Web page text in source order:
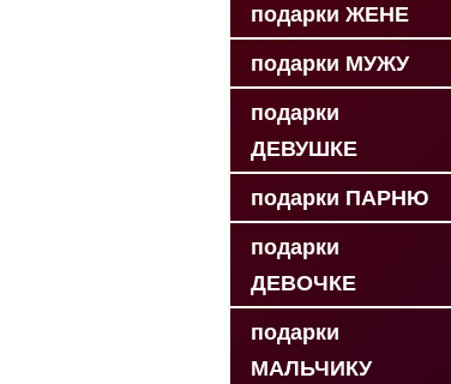
подарки ЖЕНЕ
подарки МУЖУ
подарки
ДЕВУШКЕ
подарки ПАРНЮ
подарки
ДЕВОЧКЕ
подарки
МАЛЬЧИКУ